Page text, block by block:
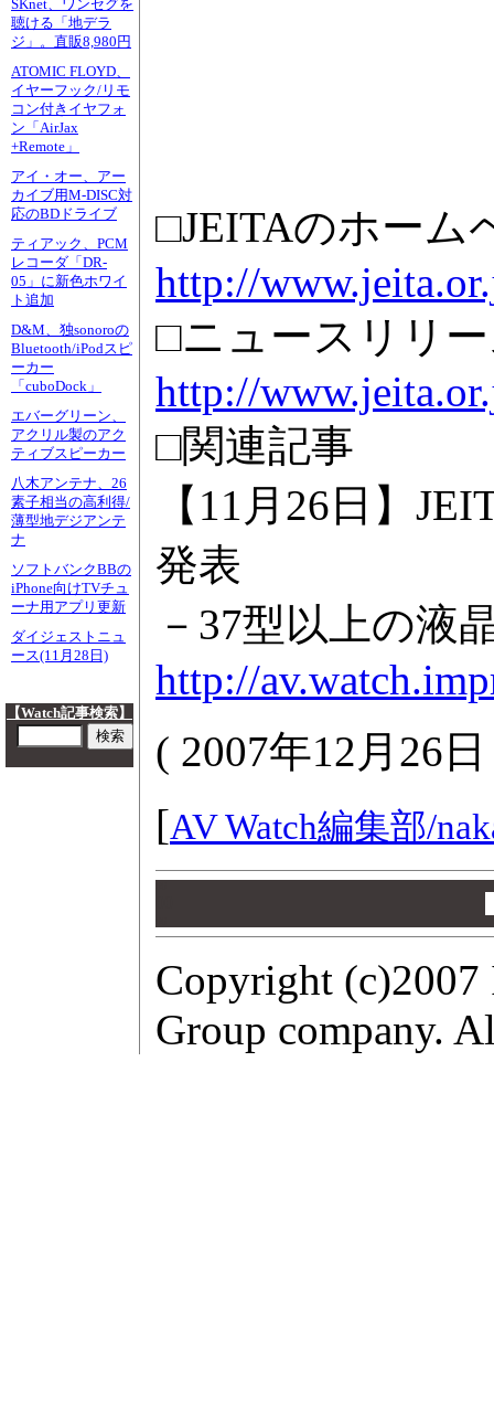
SKnet、ワンセグを
聴ける「地デラ
ジ」。直販8,980円
ATOMIC FLOYD、
イヤーフック/リモ
コン付きイヤフォ
ン「AirJax
+Remote」
アイ・オー、アー
カイブ用M-DISC対
応のBDドライブ
ティアック、PCM
レコーダ「DR-
05」に新色ホワイ
ト追加
D&M、独sonoroの
Bluetooth/iPodスピ
ーカー
「cuboDock」
エバーグリーン、
アクリル製のアク
ティブスピーカー
八木アンテナ、26
素子相当の高利得/
薄型地デジアンテ
ナ
ソフトバンクBBの
iPhone向けTVチュ
ーナ用アプリ更新
ダイジェストニュ
ース(11月28日)
【Watch記事検索】
□JEITAのホーム
http://
□ニュースリリ
http://
□関連記事
【11月26日】
発表
－37型以上の液
http://
( 2007年12月26
[AV Watch編集部/
Copyright (c)2007
Group company.